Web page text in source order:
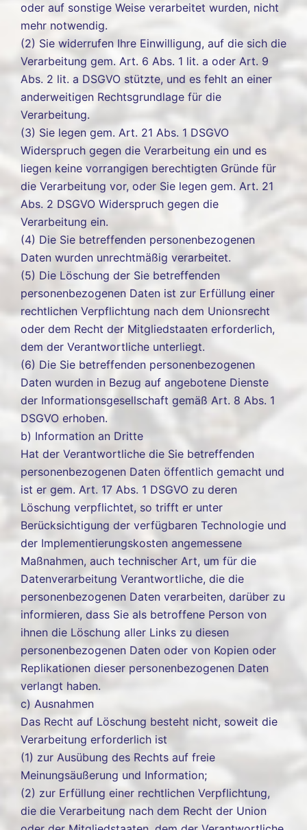
oder auf sonstige Weise verarbeitet wurden, nicht
mehr notwendig.
(2) Sie widerrufen Ihre Einwilligung, auf die sich die
Verarbeitung gem. Art. 6 Abs. 1 lit. a oder Art. 9
Abs. 2 lit. a DSGVO stützte, und es fehlt an einer
anderweitigen Rechtsgrundlage für die
Verarbeitung.
(3) Sie legen gem. Art. 21 Abs. 1 DSGVO
Widerspruch gegen die Verarbeitung ein und es
liegen keine vorrangigen berechtigten Gründe für
die Verarbeitung vor, oder Sie legen gem. Art. 21
Abs. 2 DSGVO Widerspruch gegen die
Verarbeitung ein.
(4) Die Sie betreffenden personenbezogenen
Daten wurden unrechtmäßig verarbeitet.
(5) Die Löschung der Sie betreffenden
personenbezogenen Daten ist zur Erfüllung einer
rechtlichen Verpflichtung nach dem Unionsrecht
oder dem Recht der Mitgliedstaaten erforderlich,
dem der Verantwortliche unterliegt.
(6) Die Sie betreffenden personenbezogenen
Daten wurden in Bezug auf angebotene Dienste
der Informationsgesellschaft gemäß Art. 8 Abs. 1
DSGVO erhoben.
b) Information an Dritte
Hat der Verantwortliche die Sie betreffenden
personenbezogenen Daten öffentlich gemacht und
ist er gem. Art. 17 Abs. 1 DSGVO zu deren
Löschung verpflichtet, so trifft er unter
Berücksichtigung der verfügbaren Technologie und
der Implementierungskosten angemessene
Maßnahmen, auch technischer Art, um für die
Datenverarbeitung Verantwortliche, die die
personenbezogenen Daten verarbeiten, darüber zu
informieren, dass Sie als betroffene Person von
ihnen die Löschung aller Links zu diesen
personenbezogenen Daten oder von Kopien oder
Replikationen dieser personenbezogenen Daten
verlangt haben.
c) Ausnahmen
Das Recht auf Löschung besteht nicht, soweit die
Verarbeitung erforderlich ist
(1) zur Ausübung des Rechts auf freie
Meinungsäußerung und Information;
(2) zur Erfüllung einer rechtlichen Verpflichtung,
die die Verarbeitung nach dem Recht der Union